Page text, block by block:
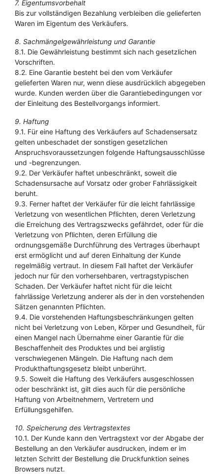
7. Eigentumsvorbehalt
Bis zur vollständigen Bezahlung verbleiben die gelieferten
Waren im Eigentum des Verkäufers.
8. Sachmängelgewährleistung und Garantie
8.1. Die Gewährleistung bestimmt sich nach gesetzlichen
Vorschriften.
8.2. Eine Garantie besteht bei den vom Verkäufer
gelieferten Waren nur, wenn diese ausdrücklich abgegeben
wurde. Kunden werden über die Garantiebedingungen vor
der Einleitung des Bestellvorgangs informiert.
9. Haftung
9.1. Für eine Haftung des Verkäufers auf Schadensersatz
gelten unbeschadet der sonstigen gesetzlichen
Anspruchsvoraussetzungen folgende Haftungsausschlüsse
und -begrenzungen.
9.2. Der Verkäufer haftet unbeschränkt, soweit die
Schadensursache auf Vorsatz oder grober Fahrlässigkeit
beruht.
9.3. Ferner haftet der Verkäufer für die leicht fahrlässige
Verletzung von wesentlichen Pflichten, deren Verletzung
die Erreichung des Vertragszwecks gefährdet, oder für die
Verletzung von Pflichten, deren Erfüllung die
ordnungsgemäße Durchführung des Vertrages überhaupt
erst ermöglicht und auf deren Einhaltung der Kunde
regelmäßig vertraut. In diesem Fall haftet der Verkäufer
jedoch nur für den vorhersehbaren, vertragstypischen
Schaden. Der Verkäufer haftet nicht für die leicht
fahrlässige Verletzung anderer als der in den vorstehenden
Sätzen genannten Pflichten.
9.4. Die vorstehenden Haftungsbeschränkungen gelten
nicht bei Verletzung von Leben, Körper und Gesundheit, für
einen Mangel nach Übernahme einer Garantie für die
Beschaffenheit des Produktes und bei arglistig
verschwiegenen Mängeln. Die Haftung nach dem
Produkthaftungsgesetz bleibt unberührt.
9.5. Soweit die Haftung des Verkäufers ausgeschlossen
oder beschränkt ist, gilt dies auch für die persönliche
Haftung von Arbeitnehmern, Vertretern und
Erfüllungsgehilfen.
10. Speicherung des Vertragstextes
10.1. Der Kunde kann den Vertragstext vor der Abgabe der
Bestellung an den Verkäufer ausdrucken, indem er im
letzten Schritt der Bestellung die Druckfunktion seines
Browsers nutzt.